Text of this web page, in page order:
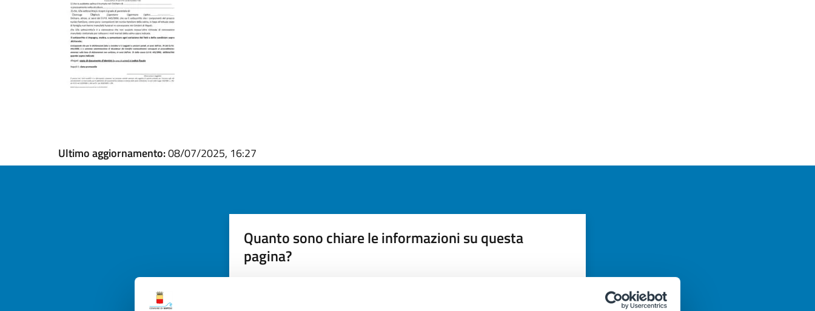
Ultimo aggiornamento:08/07/2025, 16:27
Quanto sono chiare le informazioni su questa
pagina?